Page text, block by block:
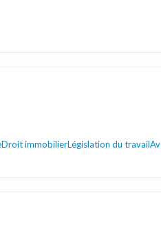
Droit immobilierLégislation du travail